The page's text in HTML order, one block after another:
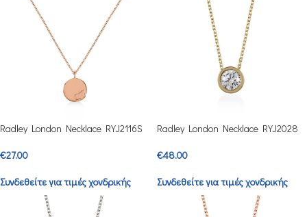
Radley London Necklace RYJ2116S
€27.00
Συνδεθείτε για τιμές χονδρικής
Radley London Necklace RYJ2028
€48.00
Συνδεθείτε για τιμές χονδρικής